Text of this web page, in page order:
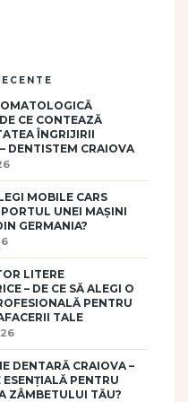
CE CONTEAZĂ
ÎNGRIJIRII
DENTISTEM CRAIOVA
MOBILE CARS
UNEI MAȘINI
GERMANIA?
LITERE
– DE CE SĂ ALEGI O
PENTRU
TALE
DENTARĂ CRAIOVA –
ESENȚIALĂ PENTRU
ZÂMBETULUI TĂU?